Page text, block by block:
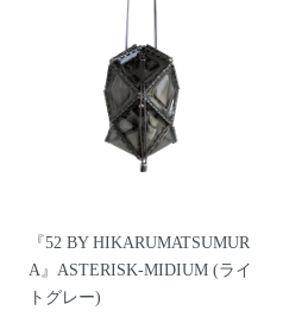
『52 BY HIKARUMATSUMUR
A』ASTERISK-MIDIUM (ライ
トグレー)